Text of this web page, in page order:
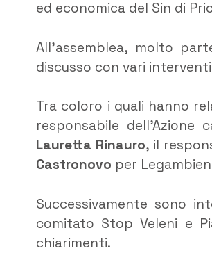
ed economica del Sin di
All’assemblea, molto
discusso con vari
Tra coloro i quali hanno
responsabile dell’Azione
Lauretta Rinauro, il
Castronovo per
Successivamente sono
comitato Stop Veleni e
chiarimenti.